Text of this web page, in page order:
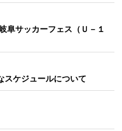
阜サッカーフェス（Ｕ－１
スケジュールについて